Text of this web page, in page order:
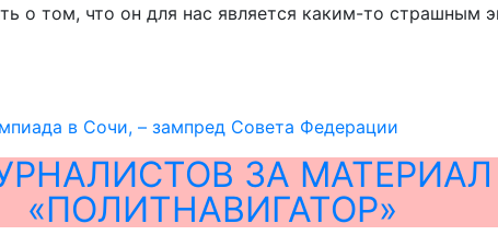
том, что он для нас является каким-то страшным
в Сочи, – зампред Совета Федерации
ЗА
«ПОЛИТНАВИГАТОР»